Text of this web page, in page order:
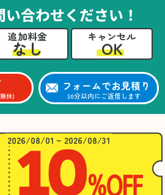
いても教えていただき、
今後の片付けにも役立つ
知識が増えました。また
何かあれば、ぜひお願い
心のこもったサービスを
ありがとうございまし
た。
合わせください！
追加料金
なし
キャンセル
OK
休)
フォームでお見積り
30分以内にご返信します
2026/08/01 ~ 2026/08/31